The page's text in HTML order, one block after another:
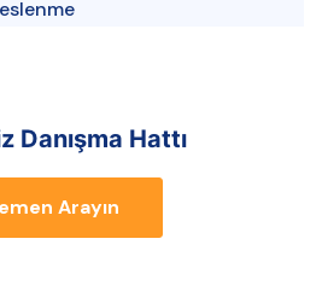
Danışma Hattı
Arayın